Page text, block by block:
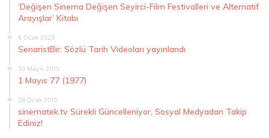
‘Değişen Sinema Değişen Seyirci-Film Festivalleri ve Alternatif
Arayışlar’ Kitabı
6 Ocak 2023
SenaristBir: Sözlü Tarih Videoları yayınlandı
30 Mayıs 2015
1 Mayıs 77 (1977)
26 Ocak 2015
sinematek.tv Sürekli Güncelleniyor, Sosyal Medyadan Takip
Ediniz!